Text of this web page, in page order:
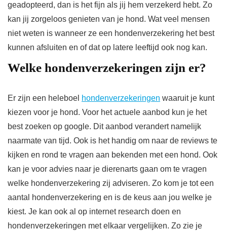
geadopteerd, dan is het fijn als jij hem verzekerd hebt. Zo
kan jij zorgeloos genieten van je hond. Wat veel mensen
niet weten is wanneer ze een hondenverzekering het best
kunnen afsluiten en of dat op latere leeftijd ook nog kan.
Welke hondenverzekeringen zijn er?
Er zijn een heleboel hondenverzekeringen waaruit je kunt
kiezen voor je hond. Voor het actuele aanbod kun je het
best zoeken op google. Dit aanbod verandert namelijk
naarmate van tijd. Ook is het handig om naar de reviews te
kijken en rond te vragen aan bekenden met een hond. Ook
kan je voor advies naar je dierenarts gaan om te vragen
welke hondenverzekering zij adviseren. Zo kom je tot een
aantal hondenverzekering en is de keus aan jou welke je
kiest. Je kan ook al op internet research doen en
hondenverzekeringen met elkaar vergelijken. Zo zie je